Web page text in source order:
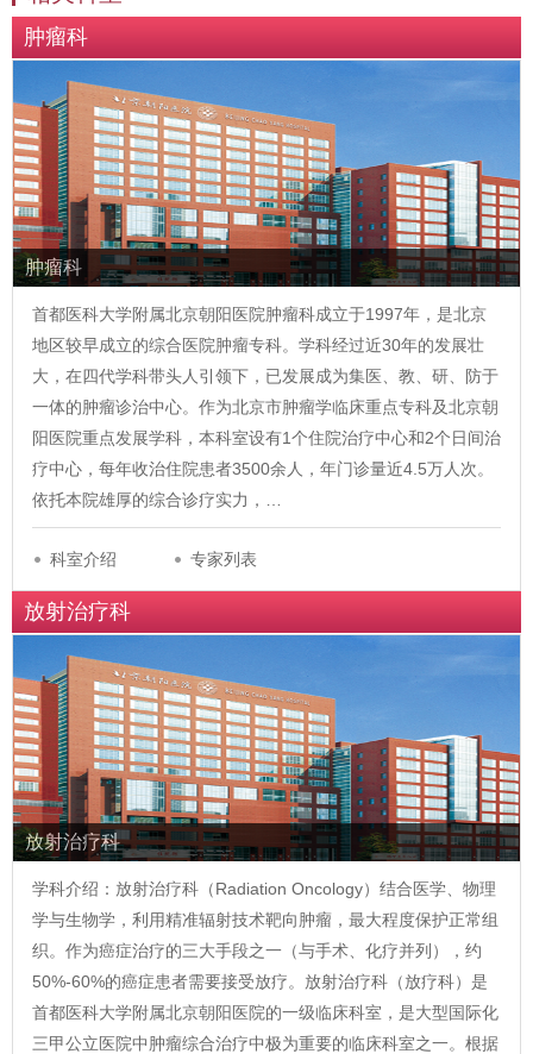
肿瘤科
肿瘤科
首都医科大学附属北京朝阳医院肿瘤科成立于1997年，是北京
地区较早成立的综合医院肿瘤专科。学科经过近30年的发展壮
大，在四代学科带头人引领下，已发展成为集医、教、研、防于
一体的肿瘤诊治中心。作为北京市肿瘤学临床重点专科及北京朝
阳医院重点发展学科，本科室设有1个住院治疗中心和2个日间治
疗中心，每年收治住院患者3500余人，年门诊量近4.5万人次。
依托本院雄厚的综合诊疗实力，…
科室介绍 专家列表
放射治疗科
放射治疗科
学科介绍：放射治疗科（Radiation Oncology）结合医学、物理
学与生物学，利用精准辐射技术靶向肿瘤，最大程度保护正常组
织。作为癌症治疗的三大手段之一（与手术、化疗并列），约
50%-60%的癌症患者需要接受放疗。放射治疗科（放疗科）是
首都医科大学附属北京朝阳医院的一级临床科室，是大型国际化
三甲公立医院中肿瘤综合治疗中极为重要的临床科室之一。根据